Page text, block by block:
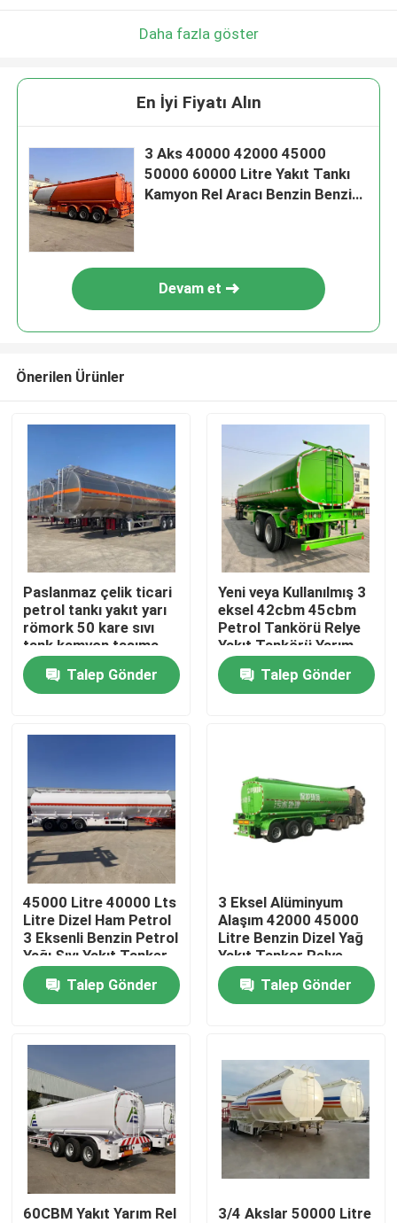
Videolar
Hakkımızda
Fabrika turu
Kalite kontrol
Bize Ulaşın
Bir teklif isteği
Kullanılmış Çöp Kamyonları
İkinci El Damperli Kamyonlar
Daha fazla göster
En İyi Fiyatı Alın
3 Aks 40000 42000 45000
50000 60000 Litre Yakıt Tankı
Kamyon Rel Aracı Benzin Benzin
Devam et
Önerilen Ürünler
Paslanmaz çelik ticari
petrol tankı yakıt yarı
römork 50 kare sıvı
tank kamyon taşıma
aracı
Talep Gönder
Yeni veya Kullanılmış 3
eksel 42cbm 45cbm
Petrol Tankörü Relye
Yakıt Tankörü Yarım
Relye
Talep Gönder
45000 Litre 40000 Lts
Litre Dizel Ham Petrol
3 Eksenli Benzin Petrol
Yağı Sıvı Yakıt Tanker
Relye Tank Yarım Relye
Talep Gönder
3 Eksel Alüminyum
Alaşım 42000 45000
Litre Benzin Dizel Yağ
Yakıt Tanker Relye
Talep Gönder
60CBM Yakıt Yarım Rel
3/4 Akslar 50000 Litre